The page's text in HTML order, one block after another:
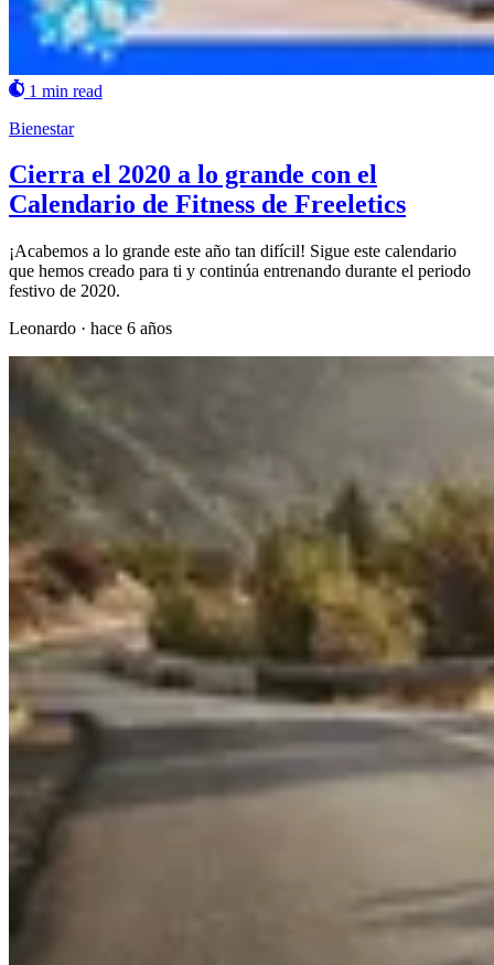
1 min read
Bienestar
Cierra el 2020 a lo grande con el
Calendario de Fitness de Freeletics
¡Acabemos a lo grande este año tan difícil! Sigue este calendario
que hemos creado para ti y continúa entrenando durante el periodo
festivo de 2020.
Leonardo · hace 6 años